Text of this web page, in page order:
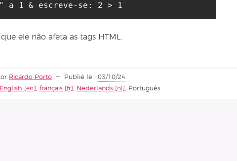
ele não afeta as tags HTML.
Ricardo Porto Publié le : 03/10/24
English , français , Nederlands , Português